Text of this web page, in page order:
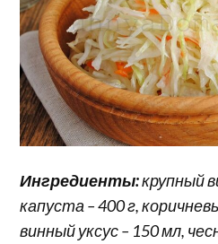
Ингредиенты:крупный
капуста – 400 г,
винный уксус – 150 мл,